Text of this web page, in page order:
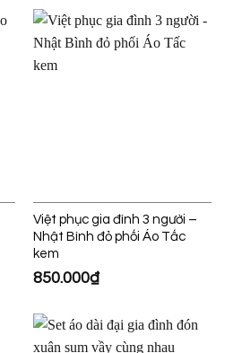
Việt phục gia đình 3 người –
Nhật Bình đỏ phối Áo Tấc
kem
850.000₫